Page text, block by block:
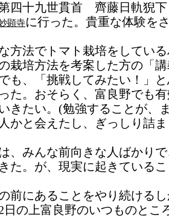
十九世貫首 齊藤日軌猊
顕寺に行った。貴重な体験を
方法でトマト栽培をしてい
栽培方法を考案した方の「
も、「挑戦してみたい！」
た。おそらく、富良野でも
きたい。(勉強することが、
かと会えたし、ぎっしり詰
、みんな前向きな人ばかり
た。が、現実に起きている
前にあることをやり続ける
日の上富良野のいつものとこ